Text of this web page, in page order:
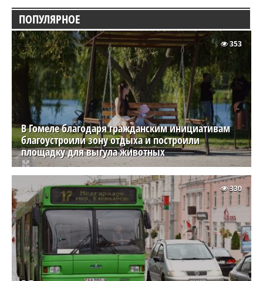
ПОПУЛЯРНОЕ
В Гомеле благодаря гражданским инициативам
благоустроили зону отдыха и построили
площадку для выгула животных
353
330